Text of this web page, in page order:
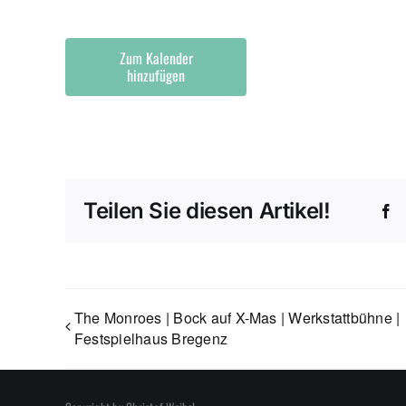
Zum Kalender
hinzufügen
Teilen Sie diesen Artikel!
The Monroes | Bock auf X-Mas | Werkstattbühne |
Festspielhaus Bregenz